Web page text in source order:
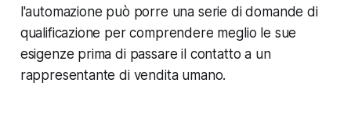
l'automazione può porre una serie di domande di
qualificazione per comprendere meglio le sue
esigenze prima di passare il contatto a un
rappresentante di vendita umano.